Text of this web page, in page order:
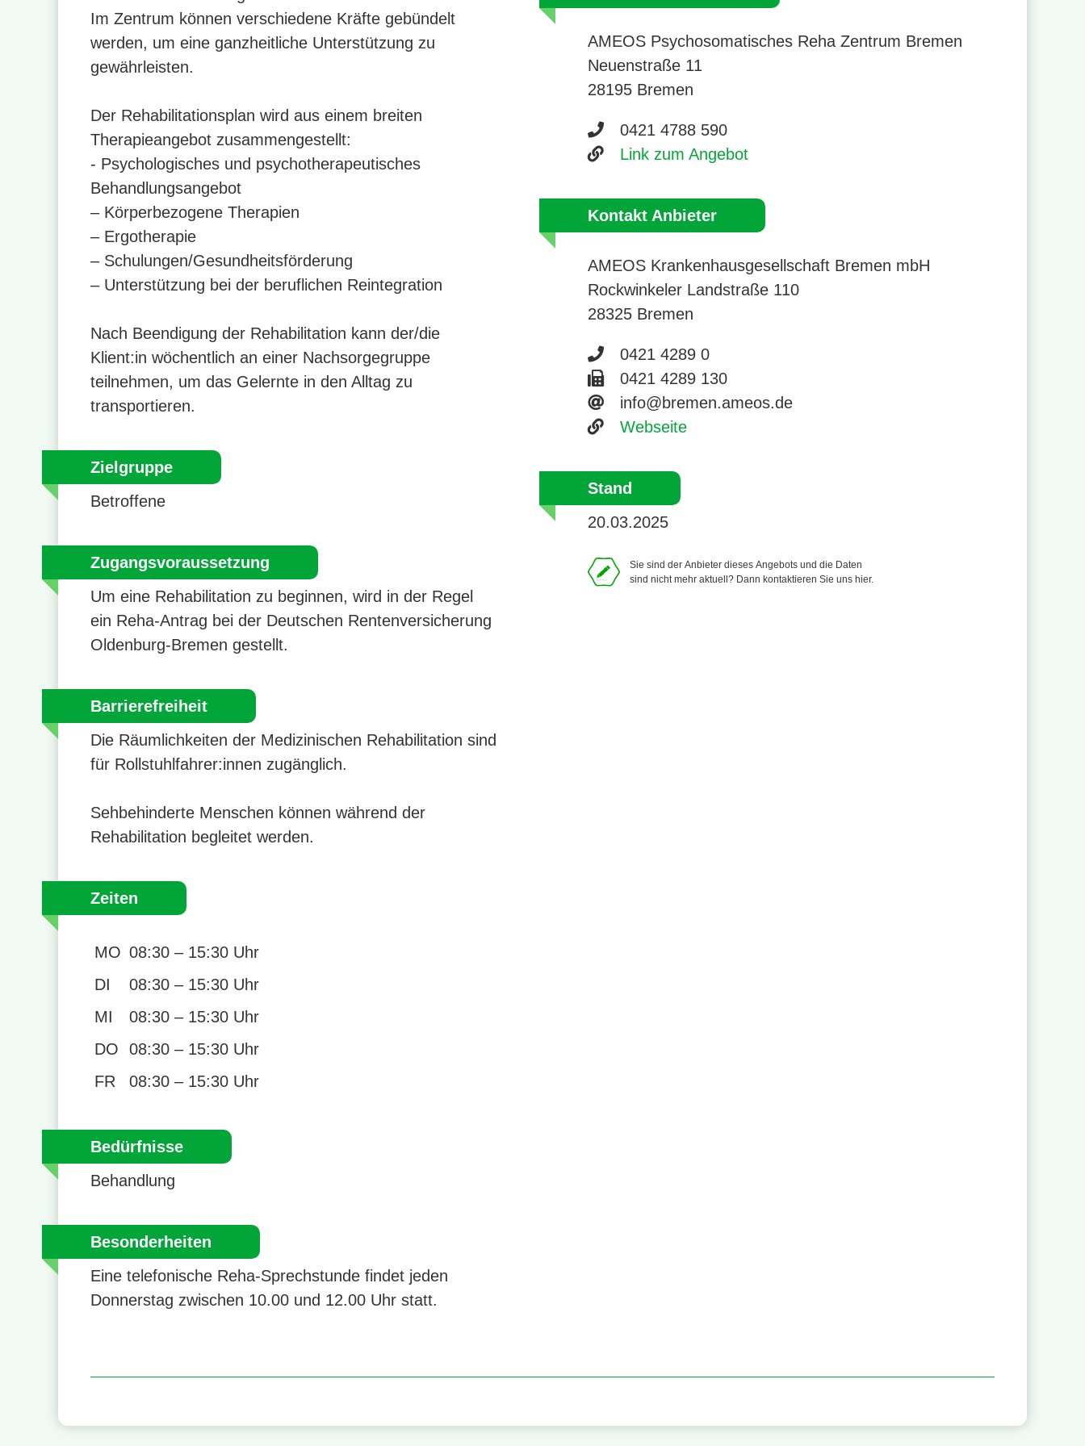
Im Zentrum können verschiedene Kräfte gebündelt
werden, um eine ganzheitliche Unterstützung zu
gewährleisten.
Der Rehabilitationsplan wird aus einem breiten
Therapieangebot zusammengestellt:
- Psychologisches und psychotherapeutisches
Behandlungsangebot
– Körperbezogene Therapien
– Ergotherapie
– Schulungen/Gesundheitsförderung
– Unterstützung bei der beruflichen Reintegration
Nach Beendigung der Rehabilitation kann der/die
Klient:in wöchentlich an einer Nachsorgegruppe
teilnehmen, um das Gelernte in den Alltag zu
transportieren.
Zielgruppe
Betroffene
Zugangsvoraussetzung
Um eine Rehabilitation zu beginnen, wird in der Regel
ein Reha-Antrag bei der Deutschen Rentenversicherung
Oldenburg-Bremen gestellt.
Barrierefreiheit
Die Räumlichkeiten der Medizinischen Rehabilitation sind
für Rollstuhlfahrer:innen zugänglich.
Sehbehinderte Menschen können während der
Rehabilitation begleitet werden.
Zeiten
MO 08:30 – 15:30 Uhr
DI
08:30 – 15:30 Uhr
MI
08:30 – 15:30 Uhr
DO
08:30 – 15:30 Uhr
FR
08:30 – 15:30 Uhr
Bedürfnisse
Behandlung
Besonderheiten
Eine telefonische Reha-Sprechstunde findet jeden
Donnerstag zwischen 10.00 und 12.00 Uhr statt.
AMEOS Psychosomatisches Reha Zentrum Bremen
Neuenstraße 11
28195 Bremen
Telefonnummer 0421 4788 590
0421 4788 590
Website
Link zum Angebot
Kontakt Anbieter
AMEOS Krankenhausgesellschaft Bremen mbH
Rockwinkeler Landstraße 110
28325 Bremen
Telefonnummer 0421 4289 0
0421 4289 0
Faxnummer 0421 4289 130
0421 4289 130
E-Mail-Adresse
info@bremen.ameos.de
Website
Webseite
Stand
20.03.2025
Sie sind der Anbieter dieses Angebots und die Daten
sind nicht mehr aktuell? Dann kontaktieren Sie uns hier.